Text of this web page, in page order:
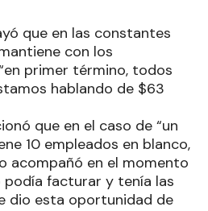
que en las constantes
con los
primer término, todos
hablando de $63
que en el caso de “un
10 empleados en blanco,
acompañó en el momento
podía facturar y tenía las
dio esta oportunidad de